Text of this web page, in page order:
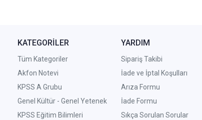
KATEGORİLER
Tüm Kategoriler
Akfon Notevi
KPSS A Grubu
Genel Kültür - Genel Yetenek
KPSS Eğitim Bilimleri
YARDIM
Sipariş Takibi
İade ve İptal Koşulları
Arıza Formu
İade Formu
Sıkça Sorulan Sorular